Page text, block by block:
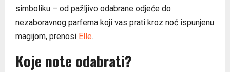
simboliku – od pažljivo odabrane odjeće do
nezaboravnog parfema koji vas prati kroz noć ispunjenu
magijom, prenosi Elle.
Koje note odabrati?